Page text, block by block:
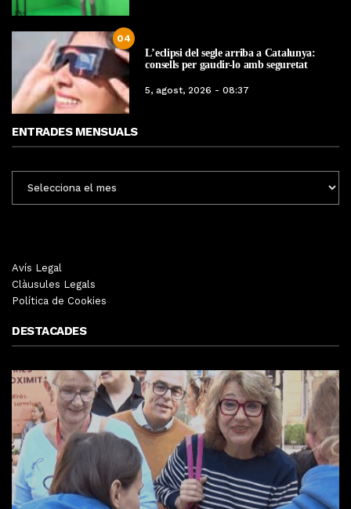
04
L’eclipsi del segle arriba a Catalunya:
consells per gaudir-lo amb seguretat
5, agost, 2026 - 08:37
ENTRADES MENSUALS
MENSUALS
Avís Legal
Clàusules Legals
Política de Cookies
DESTACADES